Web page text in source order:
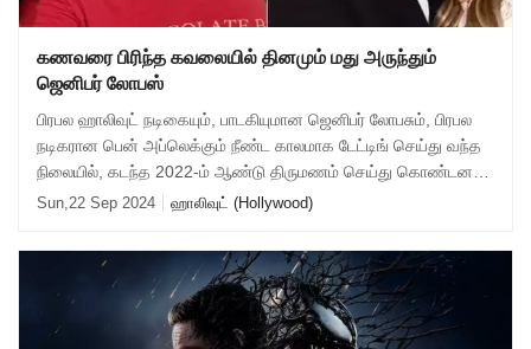
கணவரை பிரிந்த கவலையில் தினமும் மது அருந்தும்
ஜெனிபர் லோபஸ்
பிரபல ஹாலிவுட் நடிகையும், பாடகியுமான ஜெனிபர் லோபசும், பிரபல
நடிகரான பென் அப்லெக்கும் நீண்ட காலமாக டேட்டிங் செய்து வந்த
நிலையில், கடந்த 2022-ம் ஆண்டு திருமணம் செய்து கொண்டனர்.
ஹாலிவுட்டின் நட்சத்திர ஜ
Sun,22 Sep 2024 ஹாலிவுட் (Hollywood)